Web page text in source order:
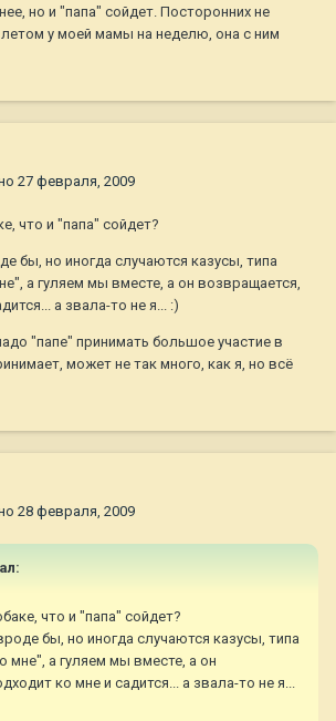
но и "папа" сойдет. Посторонних не
у моей мамы на неделю, она с ним
27 февраля, 2009
что и "папа" сойдет?
бы, но иногда случаются казусы, типа
а гуляем мы вместе, а он возвращается,
а звала-то не я... :)
"папе" принимать большое участие в
может не так много, как я, но всё
28 февраля, 2009
что и "папа" сойдет?
бы, но иногда случаются казусы, типа
мне", а гуляем мы вместе, а он
ко мне и садится... а звала-то не я...